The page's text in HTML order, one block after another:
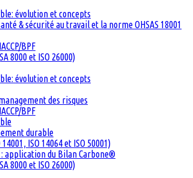
évolution et concepts
& sécurité au travail et la norme OHSAS 18001
BPF
8000 et ISO 26000)
évolution et concepts
des risques
BPF
durable
ISO 14064 et ISO 50001)
application du Bilan Carbone®
8000 et ISO 26000)